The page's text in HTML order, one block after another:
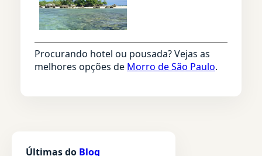
Procurando hotel ou pousada? Vejas as
melhores opções de Morro de São Paulo.
Últimas do Blog